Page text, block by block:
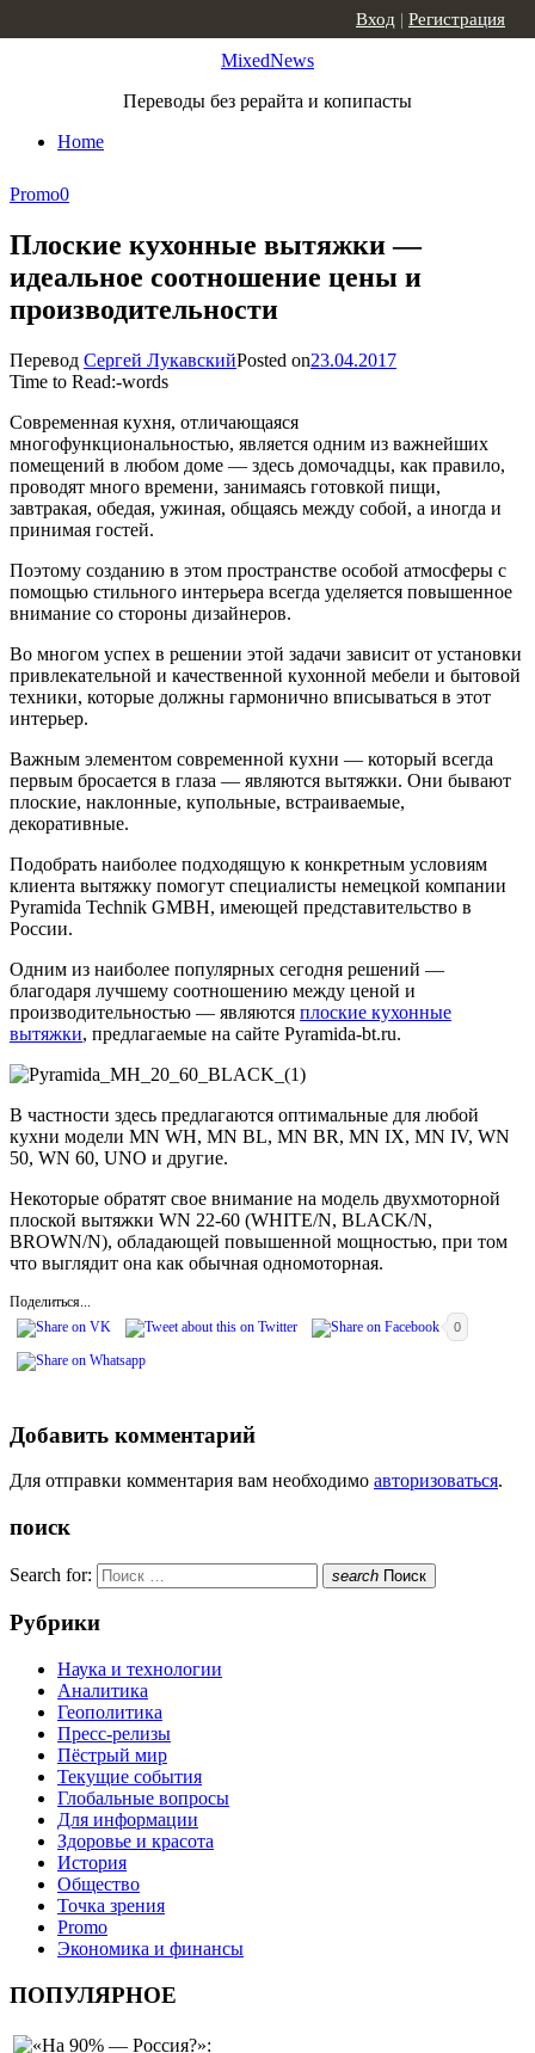
MixedNews
Переводы без рерайта и копипасты
Home
Вход | Регистрация
Promo0
Плоские кухонные вытяжки —
идеальное соотношение цены и
производительности
Перевод Сергей ЛукавскийPosted on23.04.2017
Time to Read:-words
Современная кухня, отличающаяся
многофункциональностью, является одним из важнейших
помещений в любом доме — здесь домочадцы, как правило,
проводят много времени, занимаясь готовкой пищи,
завтракая, обедая, ужиная, общаясь между собой, а иногда и
принимая гостей.
Поэтому созданию в этом пространстве особой атмосферы с
помощью стильного интерьера всегда уделяется повышенное
внимание со стороны дизайнеров.
Во многом успех в решении этой задачи зависит от установки
привлекательной и качественной кухонной мебели и бытовой
техники, которые должны гармонично вписываться в этот
интерьер.
Важным элементом современной кухни — который всегда
первым бросается в глаза — являются вытяжки. Они бывают
плоские, наклонные, купольные, встраиваемые,
декоративные.
Подобрать наиболее подходящую к конкретным условиям
клиента вытяжку помогут специалисты немецкой компании
Pyramida Technik GMBH, имеющей представительство в
России.
Одним из наиболее популярных сегодня решений —
благодаря лучшему соотношению между ценой и
производительностью — являются плоские кухонные
вытяжки, предлагаемые на сайте Pyramida-bt.ru.
В частности здесь предлагаются оптимальные для любой
кухни модели MN WH, MN BL, MN BR, MN IX, MN IV, WN
50, WN 60, UNO и другие.
Некоторые обратят свое внимание на модель двухмоторной
плоской вытяжки WN 22-60 (WHITE/N, BLACK/N,
BROWN/N), обладающей повышенной мощностью, при том
что выглядит она как обычная одномоторная.
Поделиться...
0
Добавить комментарий
Для отправки комментария вам необходимо авторизоваться.
поиск
Search for: search Поиск
Рубрики
Наука и технологии
Аналитика
Геополитика
Пресс-релизы
Пёстрый мир
Текущие события
Глобальные вопросы
Для информации
Здоровье и красота
История
Общество
Точка зрения
Promo
Экономика и финансы
ПОПУЛЯРНОЕ